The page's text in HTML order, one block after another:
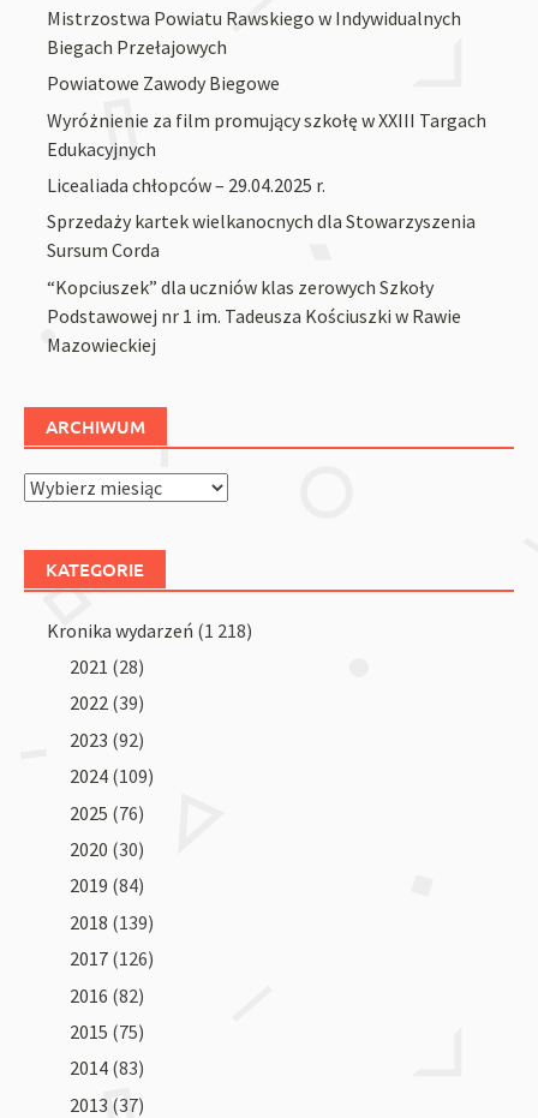
Mistrzostwa Powiatu Rawskiego w Indywidualnych
Biegach Przełajowych
Powiatowe Zawody Biegowe
Wyróżnienie za film promujący szkołę w XXIII Targach
Edukacyjnych
Licealiada chłopców – 29.04.2025 r.
Sprzedaży kartek wielkanocnych dla Stowarzyszenia
Sursum Corda
“Kopciuszek” dla uczniów klas zerowych Szkoły
Podstawowej nr 1 im. Tadeusza Kościuszki w Rawie
Mazowieckiej
ARCHIWUM
Archiwum
KATEGORIE
Kronika wydarzeń (1 218)
2021 (28)
2022 (39)
2023 (92)
2024 (109)
2025 (76)
2020 (30)
2019 (84)
2018 (139)
2017 (126)
2016 (82)
2015 (75)
2014 (83)
2013 (37)